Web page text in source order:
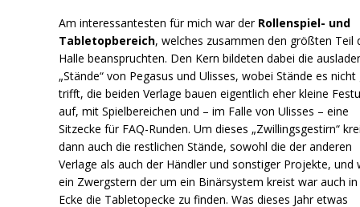
Am interessantesten für mich war der Rollenspiel- und
Tabletopbereich, welches zusammen den größten Teil
Halle beanspruchten. Den Kern bildeten dabei die
„Stände“ von Pegasus und Ulisses, wobei Stände es nicht
trifft, die beiden Verlage bauen eigentlich eher kleine
auf, mit Spielbereichen und – im Falle von Ulisses – eine
Sitzecke für FAQ-Runden. Um dieses „Zwillingsgestirn“
dann auch die restlichen Stände, sowohl die der anderen
Verlage als auch der Händler und sonstiger Projekte, und
ein Zwergstern der um ein Binärsystem kreist war auch
Ecke die Tabletopecke zu finden. Was dieses Jahr etwas